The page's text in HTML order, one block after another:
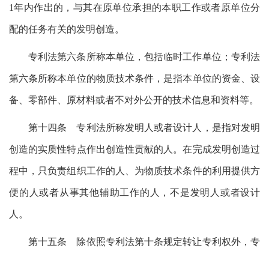
1年内作出的，与其在原单位承担的本职工作或者原单位分
配的任务有关的发明创造。
专利法第六条所称本单位，包括临时工作单位；专利法
第六条所称本单位的物质技术条件，是指本单位的资金、设
备、零部件、原材料或者不对外公开的技术信息和资料等。
第十四条 专利法所称发明人或者设计人，是指对发明
创造的实质性特点作出创造性贡献的人。在完成发明创造过
程中，只负责组织工作的人、为物质技术条件的利用提供方
便的人或者从事其他辅助工作的人，不是发明人或者设计
人。
第十五条 除依照专利法第十条规定转让专利权外，专